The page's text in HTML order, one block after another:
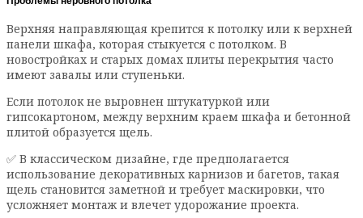
Верхняя направляющая крепится к потолку или к верхней
панели шкафа, которая стыкуется с потолком. В
новостройках и старых домах плиты перекрытия часто
имеют завалы или ступеньки.
Если потолок не выровнен штукатуркой или
гипсокартоном, между верхним краем шкафа и бетонной
плитой образуется щель.
✅ В классическом дизайне, где предполагается
использование декоративных карнизов и багетов, такая
щель становится заметной и требует маскировки, что
усложняет монтаж и влечет удорожание проекта.